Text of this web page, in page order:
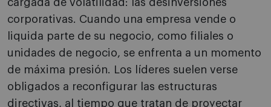
cargada de volatilidad: las desinversiones
corporativas. Cuando una empresa vende o
liquida parte de su negocio, como filiales o
unidades de negocio, se enfrenta a un momento
de máxima presión. Los líderes suelen verse
obligados a reconfigurar las estructuras
directivas, al tiempo que tratan de proyectar